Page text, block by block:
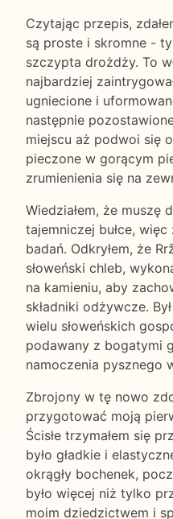
Czytając przepis,
są proste i skromne -
szczypta drożdży. To
najbardziej
ugniecione i
następnie
miejscu aż podwoi się
pieczone w gorącym
zrumienienia się na
Wiedziałem, że muszę
tajemniczej bułce,
badań. Odkryłem, że
słoweński chleb,
na kamieniu, aby
składniki odżywcze.
wielu słoweńskich
podawany z bogatymi
namoczenia pysznego
Zbrojony w tę nowo
przygotować moją
Ścisłe trzymałem się
było gładkie i
okrągły bochenek,
było więcej niż tylko
moim dziedzictwem i